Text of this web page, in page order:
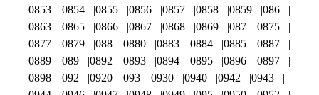
0853
0854 0855 0856 0857 0858 0859
086
0863
0865 0866 0867 0868 0869 087
0875
0877
0879 088 0880 0883 0884 0885
0887
0889
089 0892 0893 0894 0895 0896
0897
0898
092 0920 093 0930 0940 0942
0943